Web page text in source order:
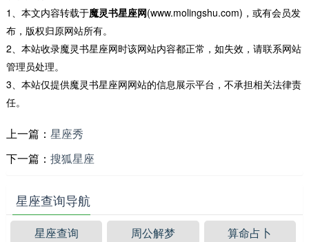
1、本文内容转载于魔灵书星座网(www.molingshu.com)，或有会员发
布，版权归原网站所有。
2、本站收录魔灵书星座网时该网站内容都正常，如失效，请联系网站
管理员处理。
3、本站仅提供魔灵书星座网网站的信息展示平台，不承担相关法律责
任。
上一篇： 星座秀
下一篇： 搜狐星座
星座查询导航
星座查询 周公解梦 算命占卜